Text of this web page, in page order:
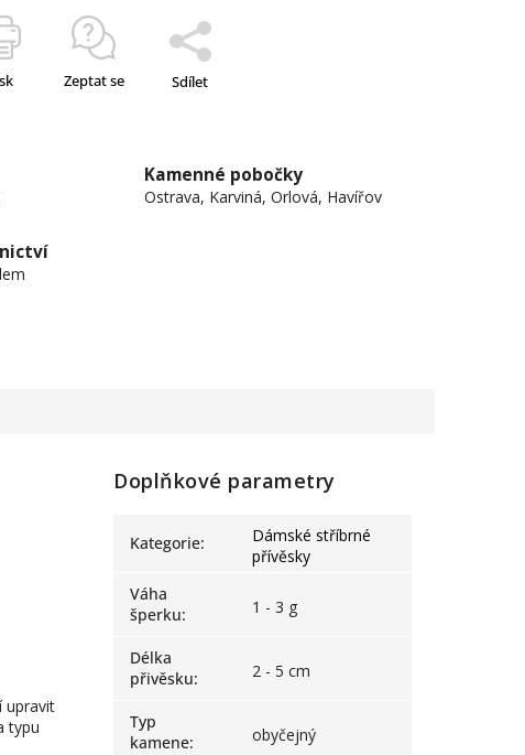
Zeptat se Sdílet
Kamenné pobočky
Ostrava, Karviná, Orlová, Havířov
upravit
typu
Doplňkové parametry
Kategorie:
Dámské stříbrné
přívěsky
Váha
šperku: 1 - 3 g
Délka
přivěsku: 2 - 5 cm
Typ
kamene: obyčejný